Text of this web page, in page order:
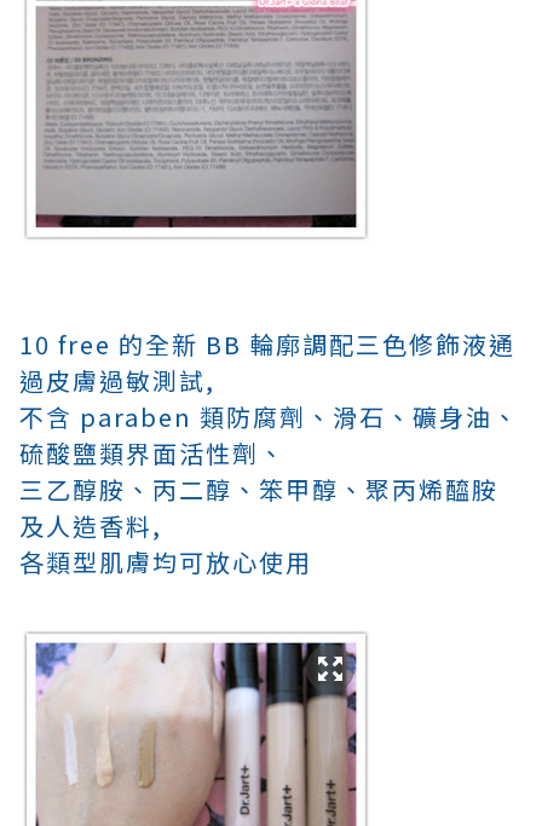
10 free 的全新 BB 輪廓調配三色修飾液通
過皮膚過敏測試,
不含 paraben 類防腐劑、滑石、礦身油、
硫酸鹽類界面活性劑、
三乙醇胺 、丙二醇、笨甲醇、聚丙烯醯胺
及人造香料,
各類型肌膚均可放心使用